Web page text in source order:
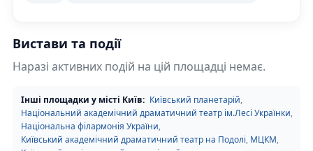
Вистави та події
Наразі активних подій на цій площадці немає.
Інші площадки у місті Київ: Київський планетарій,
Національний академічний драматичний театр ім.Лесі Українки,
Національна філармонія України,
Київський академічний драматичний театр на Подолі, МЦКМ,